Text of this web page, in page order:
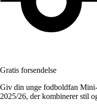
Gratis forsendelse
Giv din unge fodboldfan
2025/26, der kombinerer stil